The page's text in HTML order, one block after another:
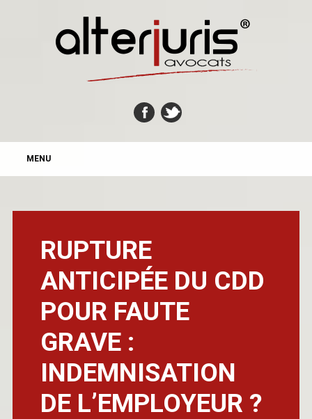
MAIN MENU
MENU
RUPTURE
ANTICIPÉE DU CDD
POUR FAUTE
GRAVE :
INDEMNISATION
DE L’EMPLOYEUR ?